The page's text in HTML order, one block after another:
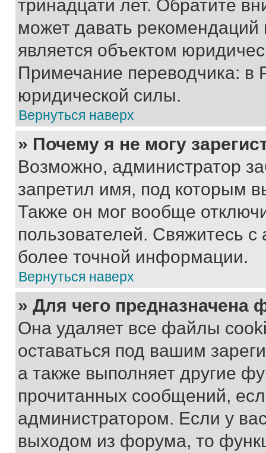
тринадцати лет. Обратите
может давать
является объектом
Примечание переводчика: в
юридической силы.
Вернуться наверх
» Почему я не могу
Возможно, администратор
запретил имя, под которым
Также он мог вообще
пользователей. Свяжитесь
более точной информации.
Вернуться наверх
» Для чего предназначена
Она удаляет все файлы
оставаться под вашим
а также выполняет другие
прочитанных сообщений,
администратором. Если у
выходом из форума, то